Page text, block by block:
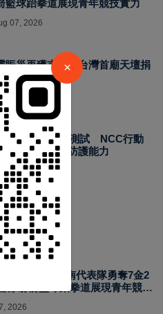
球跆拳道展現青年競技實力
07, 2026
賑災再獲支持 台灣首廟天壇捐
助災後復原
07, 2026
演習加入通訊測試 NCC行動
驗證國家通訊防護能力
07, 2026
少年運動會台南代表隊勇奪7金2
泳射箭籃球跆拳道展現青年競技
2026
×